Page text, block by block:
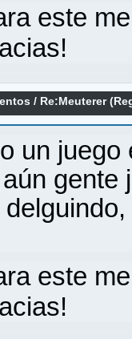
este
/ Re:Meuterer
un
gente
este